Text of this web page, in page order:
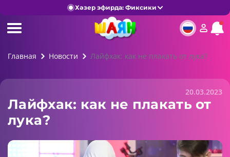
Хәзер эфирда: Фиксики
Главная Новости Лайфхак: как не плакать от лука?
20.03.2023
Лайфхак: как не плакать от
лука?